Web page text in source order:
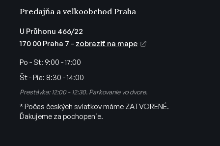
v
ý
i
s
Predajňa a veľkoobchod Praha
U Průhonu 466/22
170 00 Praha 7 - zobraziť na mape
Po - St: 9:00 - 17:00
Št - Pia: 8:30 - 14:00
Prestávka: 12:00 - 12:30. Parkovanie vo dvore.
* Počas českých sviatkov máme ZATVORENÉ.
Ďakujeme za pochopenie.